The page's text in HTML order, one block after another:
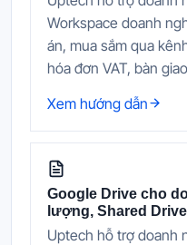
Workspace doanh
án, mua sắm qua
hóa đơn VAT, bàn
Xem hướng dẫn
Google Drive cho
lượng, Shared
Uptech hỗ trợ doanh